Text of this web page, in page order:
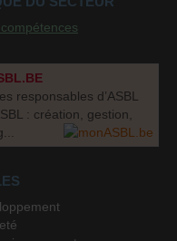
responsables d’ASBL
: création, gestion,